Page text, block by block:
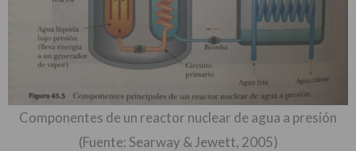
Componentes de un reactor nuclear de agua a presión
(Fuente: Searway & Jewett, 2005)